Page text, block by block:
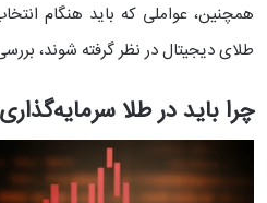
همچنین، عواملی که باید هنگام
طلای دیجیتال در نظر گرفته شوند،
چرا باید در طلا